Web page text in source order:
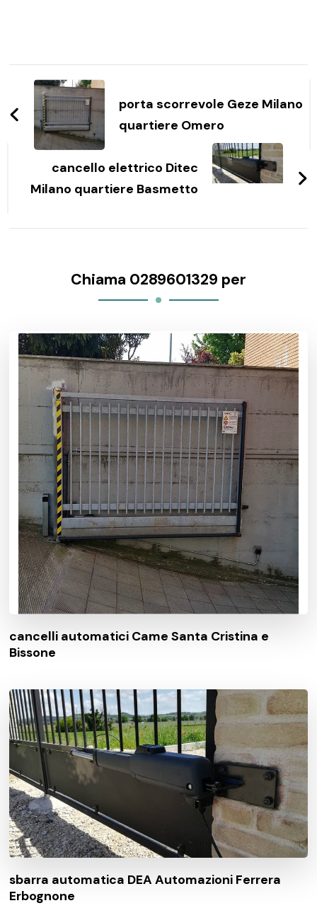
Navigazione
articoli
porta scorrevole Geze Milano
quartiere Omero
cancello elettrico Ditec
Milano quartiere Basmetto
Chiama 0289601329 per
cancelli automatici Came Santa Cristina e
Bissone
sbarra automatica DEA Automazioni Ferrera
Erbognone